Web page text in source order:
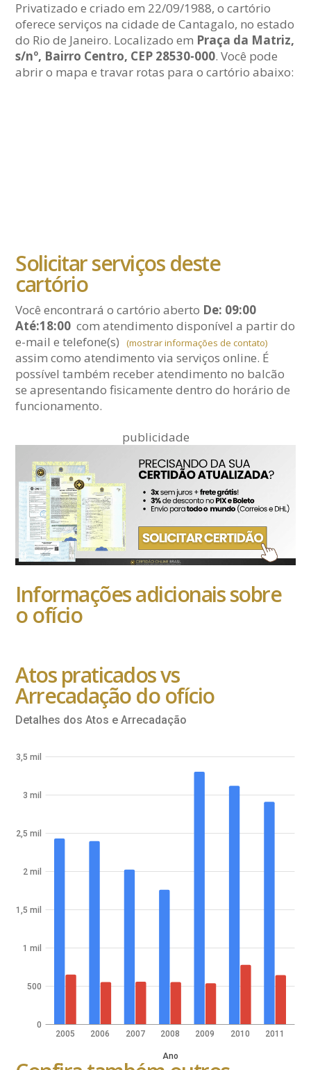
Privatizado e criado em 22/09/1988, o cartório
oferece serviços na cidade de Cantagalo, no estado
do Rio de Janeiro. Localizado em Praça da Matriz,
s/nº, Bairro Centro, CEP 28530-000. Você pode
abrir o mapa e travar rotas para o cartório abaixo:
Solicitar serviços deste
cartório
Você encontrará o cartório aberto De: 09:00
Até:18:00 com atendimento disponível a partir do
e-maile telefone(s) (mostrar informações de contato)
assim como atendimento via serviços online. É
possível também receber atendimento no balcão
se apresentando fisicamente dentro do horário de
funcionamento.
publicidade
Informações adicionais sobre
o ofício
Atos praticados vs
Arrecadação do ofício
Detalhes dos Atos e Arrecadação
2005 2006 2007 2008 2009 2010 2011
Ano
0
500
1 mil
1,5 mil
2 mil
2,5 mil
3 mil
3,5 mil